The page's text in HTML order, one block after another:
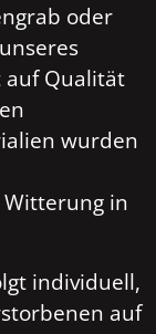
oder
auf Qualität
wurden
in
individuell,
auf